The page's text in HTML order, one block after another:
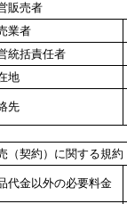
販売者
業者
統括責任者
地
先
（契約）に関する規約
代金以外の必要料金